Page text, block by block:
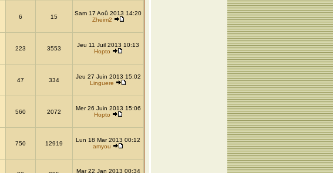
6 15
Sam 17 Aoû 2013 14:20
Zheim2
223 3553
Jeu 11 Juil 2013 10:13
Hopto
47 334
Jeu 27 Juin 2013 15:02
Linguere
560 2072
Mer 26 Juin 2013 15:06
Hopto
750 12919
Lun 18 Mar 2013 00:12
amyou
Mar 22 Jan 2013 00:34